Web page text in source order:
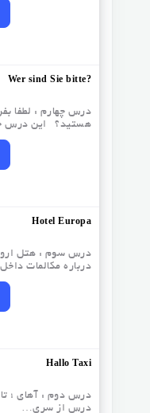
Wer sind Sie bitte?
درس چهارم : لطفا
هستید؟ این درس
Hotel Europa
درس سوم :‌ هتل
درباره مکالمات
Hallo Taxi
درس دوم : آهای ؛
درس از سری…